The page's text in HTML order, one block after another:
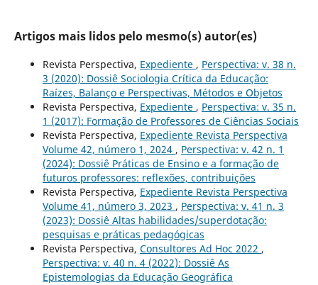
Artigos mais lidos pelo mesmo(s) autor(es)
Revista Perspectiva, Expediente , Perspectiva: v. 38 n.
3 (2020): Dossiê Sociologia Crítica da Educação:
Raízes, Balanço e Perspectivas, Métodos e Objetos
Revista Perspectiva, Expediente , Perspectiva: v. 35 n.
1 (2017): Formação de Professores de Ciências Sociais
Revista Perspectiva, Expediente Revista Perspectiva
Volume 42, número 1, 2024 , Perspectiva: v. 42 n. 1
(2024): Dossiê Práticas de Ensino e a formação de
futuros professores: reflexões, contribuições
Revista Perspectiva, Expediente Revista Perspectiva
Volume 41, número 3, 2023 , Perspectiva: v. 41 n. 3
(2023): Dossiê Altas habilidades/superdotação:
pesquisas e práticas pedagógicas
Revista Perspectiva, Consultores Ad Hoc 2022 ,
Perspectiva: v. 40 n. 4 (2022): Dossiê As
Epistemologias da Educação Geográfica